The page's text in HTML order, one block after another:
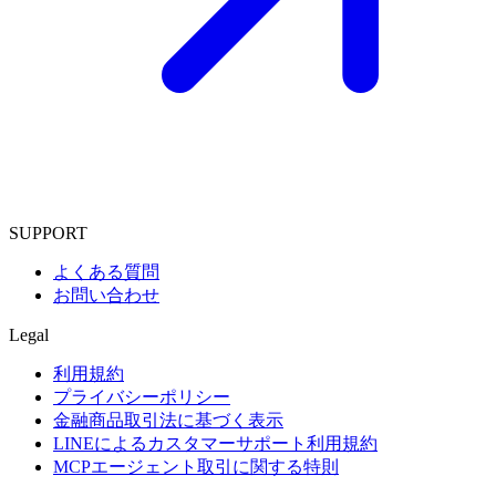
SUPPORT
よくある質問
お問い合わせ
Legal
利用規約
プライバシーポリシー
金融商品取引法に基づく表示
LINEによるカスタマーサポート利用規約
MCPエージェント取引に関する特則